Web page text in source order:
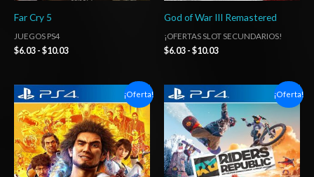
Far Cry 5
JUEGOS PS4
$6.03 - $10.03
God of War III Remastered
¡OFERTAS SLOT SECUNDARIOS!
$6.03 - $10.03
¡Oferta!
Rango
de
precios:
desde
$6.03
hasta
$10.03
¡Oferta!
Rango
de
precios:
desde
$6.03
hasta
$10.03